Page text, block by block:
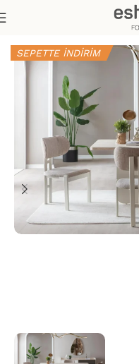
Yemek Odası
SEPETTE İNDİRİM